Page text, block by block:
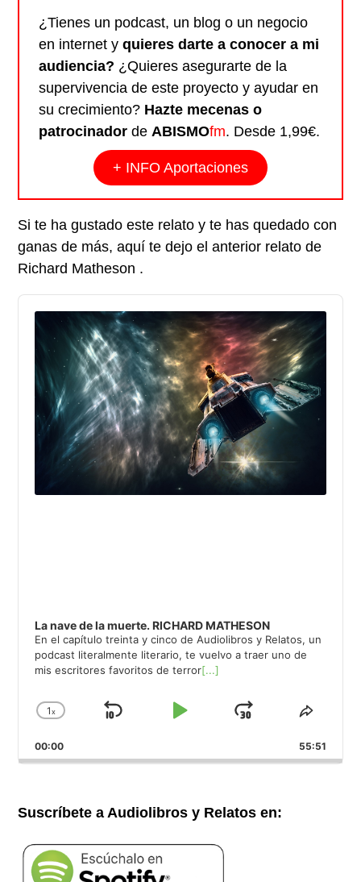
¿Tienes un podcast, un blog o un negocio
en internet yquieres darte a conocer a mi
audiencia? ¿Quieres asegurarte de la
supervivencia de este proyecto y ayudar en
su crecimiento? Hazte mecenas o
patrocinador de ABISMOfm. Desde 1,99€.
+ INFO Aportaciones
Si te ha gustado este relato y te has quedado con
ganas de más, aquí te dejo el anterior relato de
Richard Matheson .
Audio
Player
La nave de la muerte. RICHARD MATHESON
En el capítulo treinta y cinco de Audiolibros y Relatos, un
podcast literalmente literario, te vuelvo a traer uno de
mis escritores favoritos de terror[...]
Cambiar
velocidad
de
1x
Saltar
atrás
Reproducir
Pausar
Avanzar
00:00 55:51
Suscríbete a Audiolibros y Relatos en: